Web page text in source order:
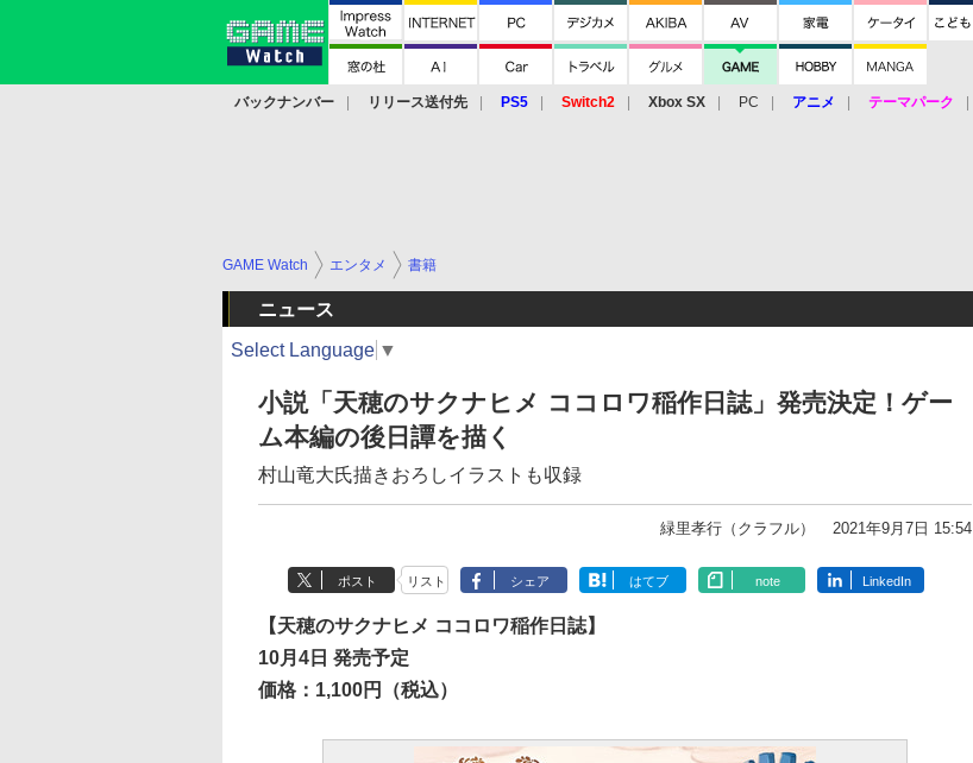
バックナンバー リリース送付先 PS5 Switch2 Xbox SX PC アニメ テーマパーク
GAME Watch エンタメ 書籍
ニュース
Select Language ▼
小説「天穂のサクナヒメ ココロワ稲作日誌」発売決定！ゲー
ム本編の後日譚を描く
村山竜大氏描きおろしイラストも収録
緑里孝行（クラフル） 2021年9月7日 15:54
ポスト リスト シェア はてブ note LinkedIn
【天穂のサクナヒメ ココロワ稲作日誌】
10月4日 発売予定
価格：1,100円（税込）